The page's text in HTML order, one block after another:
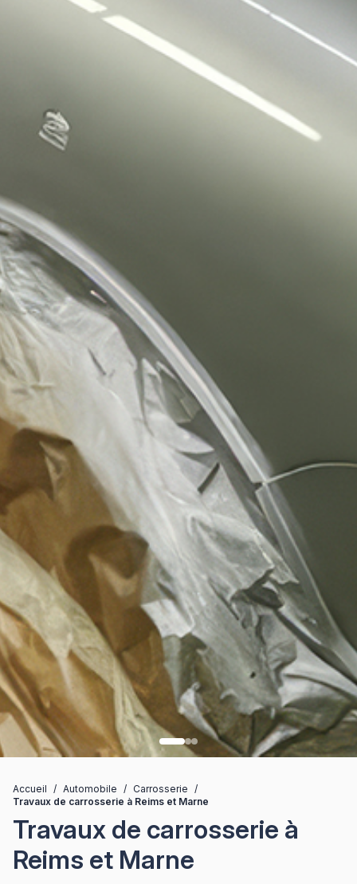
Accueil / Automobile / Carrosserie /
Travaux de carrosserie à Reims et Marne
Travaux de carrosserie à
Reims et Marne